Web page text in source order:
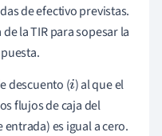
de efectivo previstas.
la TIR para sopesar la
descuento (i) al que el
flujos de caja del
es igual a cero.